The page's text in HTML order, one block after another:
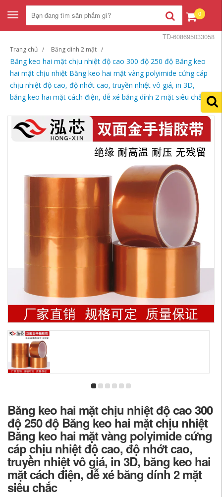
Toggle
navigation
0
Trang chủ Băng dính 2 mặt
Băng keo hai mặt chịu nhiệt độ cao 300 độ 250 độ Băng keo
hai mặt chịu nhiệt Băng keo hai mặt vàng polyimide cứng cáp
chịu nhiệt độ cao, độ nhớt cao, truyền nhiệt vô giá, in 3D,
băng keo hai mặt cách điện, dễ xé băng dính 2 mặt siêu chắc
TD-608695033058
Băng keo hai mặt chịu nhiệt độ cao 300
độ 250 độ Băng keo hai mặt chịu nhiệt
Băng keo hai mặt vàng polyimide cứng
cáp chịu nhiệt độ cao, độ nhớt cao,
truyền nhiệt vô giá, in 3D, băng keo hai
mặt cách điện, dễ xé băng dính 2 mặt
siêu chắc